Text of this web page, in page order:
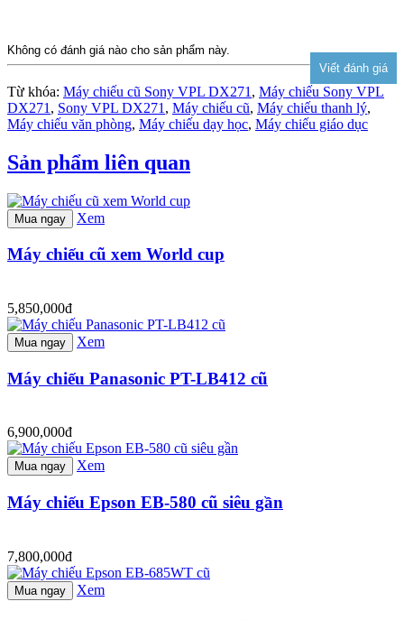
Không có đánh giá nào cho sản phẩm này.
Từ khóa: Máy chiếu cũ Sony VPL DX271 , Máy chiếu Sony VPL
DX271 , Sony VPL DX271 , Máy chiếu cũ, Máy chiếu thanh lý,
Máy chiếu văn phòng, Máy chiếu dạy học, Máy chiếu giáo dục
Sản phẩm liên quan
Mua ngay Xem
Máy chiếu cũ xem World cup
5,850,000đ
Mua ngay Xem
Máy chiếu Panasonic PT-LB412 cũ
6,900,000đ
Mua ngay Xem
Máy chiếu Epson EB-580 cũ siêu gần
7,800,000đ
Mua ngay Xem